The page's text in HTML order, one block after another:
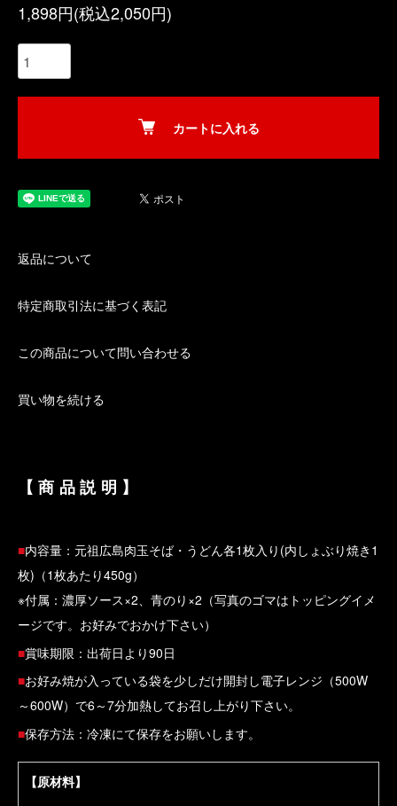
1,898円(税込2,050円)
カートに入れる
返品について
特定商取引法に基づく表記
この商品について問い合わせる
買い物を続ける
【商品説明】
■内容量：元祖広島肉玉そば・うどん各1枚入り(内しょぶり焼き1
枚)（1枚あたり450g）
※付属：濃厚ソース×2、青のり×2（写真のゴマはトッピングイメ
ージです。お好みでおかけ下さい）
■賞味期限：出荷日より90日
■お好み焼が入っている袋を少しだけ開封し電子レンジ（500W
～600W）で6～7分加熱してお召し上がり下さい。
■保存方法：冷凍にて保存をお願いします。
【原材料】